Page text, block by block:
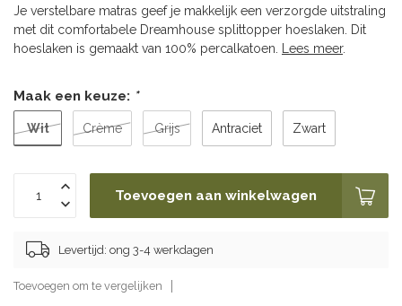
Je verstelbare matras geef je makkelijk een verzorgde uitstraling
met dit comfortabele Dreamhouse splittopper hoeslaken. Dit
hoeslaken is gemaakt van 100% percalkatoen.
Lees meer.
Maak een keuze: *
Wit Crème Grijs Antraciet Zwart
Toevoegen aan winkelwagen
Levertijd: ong 3-4 werkdagen
Toevoegen om te vergelijken